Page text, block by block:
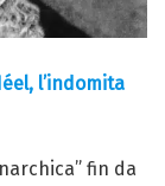
l’indomita
fin da